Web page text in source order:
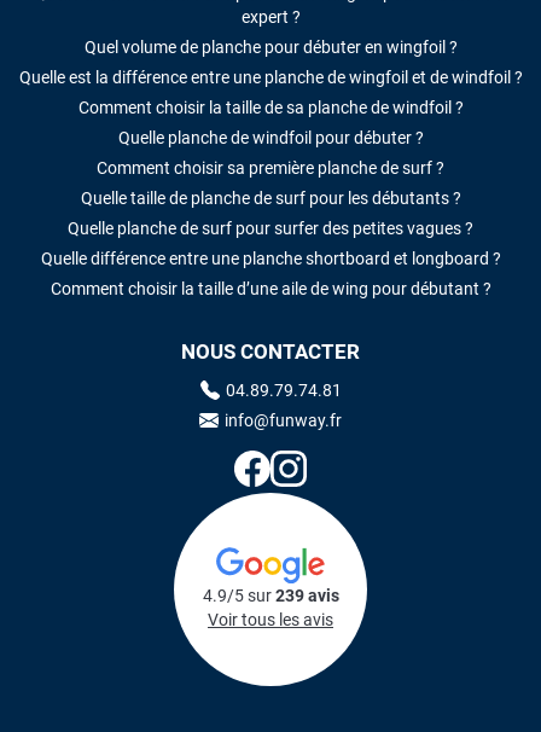
expert ?
Quel volume de planche pour débuter en wingfoil ?
Quelle est la différence entre une planche de wingfoil et de windfoil ?
Comment choisir la taille de sa planche de windfoil ?
Quelle planche de windfoil pour débuter ?
Comment choisir sa première planche de surf ?
Quelle taille de planche de surf pour les débutants ?
Quelle planche de surf pour surfer des petites vagues ?
Quelle différence entre une planche shortboard et longboard ?
Comment choisir la taille d’une aile de wing pour débutant ?
NOUS CONTACTER
04.89.79.74.81
info@funway.fr
4.9/5 sur239 avis
Voir tous les avis